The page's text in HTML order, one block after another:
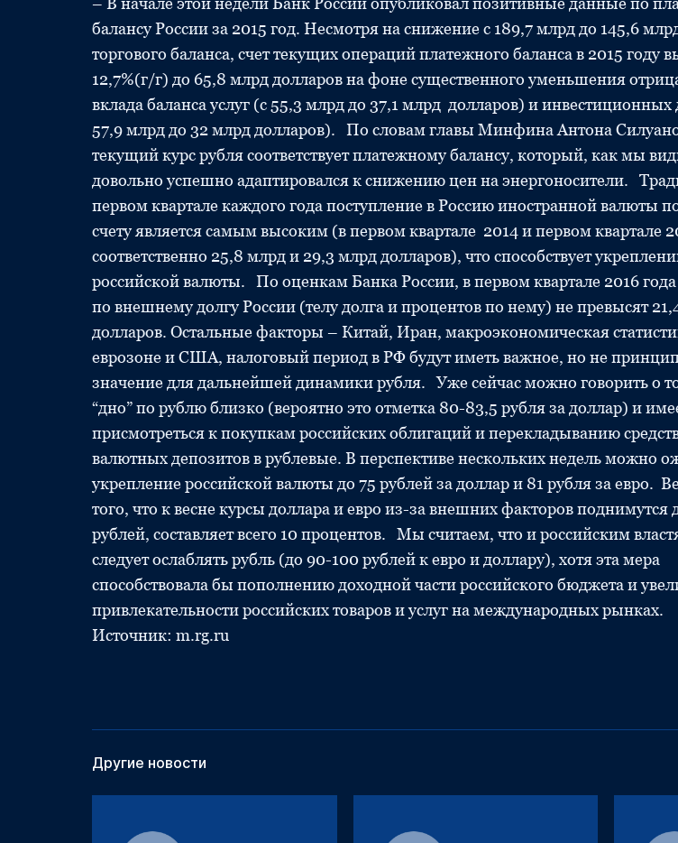
балансу России за 2015 год. Несмотря на снижение с 189,7 млрд до 145,6
торгового баланса, счет текущих операций платежного баланса в 2015 году
12,7%(г/г) до 65,8 млрд долларов на фоне существенного уменьшения
вклада баланса услуг (с 55,3 млрд до 37,1 млрд долларов) и инвестиционных
57,9 млрд до 32 млрд долларов). По словам главы Минфина Антона
текущий курс рубля соответствует платежному балансу, который, как мы
довольно успешно адаптировался к снижению цен на энергоносители.
первом квартале каждого года поступление в Россию иностранной валюты
счету является самым высоким (в первом квартале 2014 и первом квартале
соответственно 25,8 млрд и 29,3 млрд долларов), что способствует
российской валюты. По оценкам Банка России, в первом квартале 2016
по внешнему долгу России (телу долга и процентов по нему) не превысят
долларов. Остальные факторы – Китай, Иран, макроэкономическая
еврозоне и США, налоговый период в РФ будут иметь важное, но не
значение для дальнейшей динамики рубля. Уже сейчас можно говорить о
“дно” по рублю близко (вероятно это отметка 80-83,5 рубля за доллар) и
присмотреться к покупкам российских облигаций и перекладыванию
валютных депозитов в рублевые. В перспективе нескольких недель можно
укрепление российской валюты до 75 рублей за доллар и 81 рубля за евро.
того, что к весне курсы доллара и евро из-за внешних факторов поднимутся
рублей, составляет всего 10 процентов. Мы считаем, что и российским
следует ослаблять рубль (до 90-100 рублей к евро и доллару), хотя эта мера
способствовала бы пополнению доходной части российского бюджета и
привлекательности российских товаров и услуг на международных рынках.
Источник: m.rg.ru
Другие новости